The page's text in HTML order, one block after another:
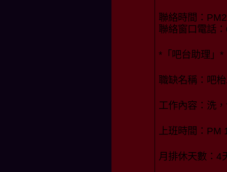
聯絡時間：
聯絡窗口電話
*「吧台助理」*
職缺名稱：吧
工作內容：洗
上班時間：
月排休天數：4